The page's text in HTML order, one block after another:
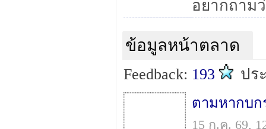
ข้อมูลหน้าตลาด
Feedback: 193 ปร
ตามหากบก
15 ก.ค. 69,